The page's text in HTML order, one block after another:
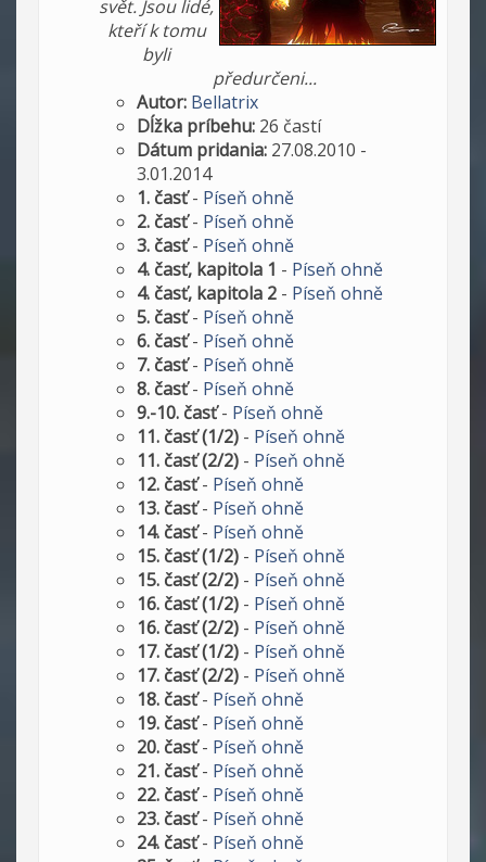
svět. Jsou lidé,
kteří k tomu
byli
předurčeni...
Autor: Bellatrix
Dĺžka príbehu: 26 častí
Dátum pridania: 27.08.2010 -
3.01.2014
1. časť- Píseň ohně
2. časť- Píseň ohně
3. časť- Píseň ohně
4. časť, kapitola 1 - Píseň ohně
4. časť, kapitola 2 - Píseň ohně
5. časť- Píseň ohně
6. časť- Píseň ohně
7. časť- Píseň ohně
8. časť- Píseň ohně
9.-10. časť- Píseň ohně
11. časť (1/2) - Píseň ohně
11. časť (2/2) - Píseň ohně
12. časť- Píseň ohně
13. časť- Píseň ohně
14. časť- Píseň ohně
15. časť (1/2) - Píseň ohně
15. časť (2/2) - Píseň ohně
16. časť (1/2) - Píseň ohně
16. časť (2/2) - Píseň ohně
17. časť (1/2) - Píseň ohně
17. časť (2/2) - Píseň ohně
18. časť- Píseň ohně
19. časť- Píseň ohně
20. časť- Píseň ohně
21. časť- Píseň ohně
22. časť- Píseň ohně
23. časť- Píseň ohně
24. časť- Píseň ohně